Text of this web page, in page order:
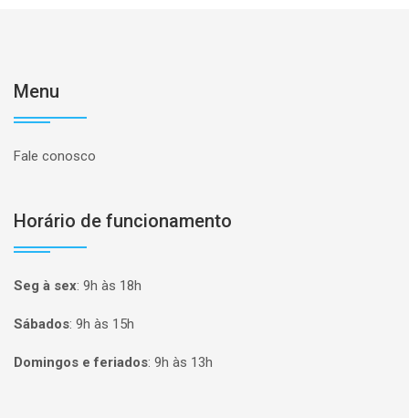
Menu
Fale conosco
Horário de funcionamento
Seg à sex: 9h às 18h
Sábados: 9h às 15h
Domingos e feriados: 9h às 13h